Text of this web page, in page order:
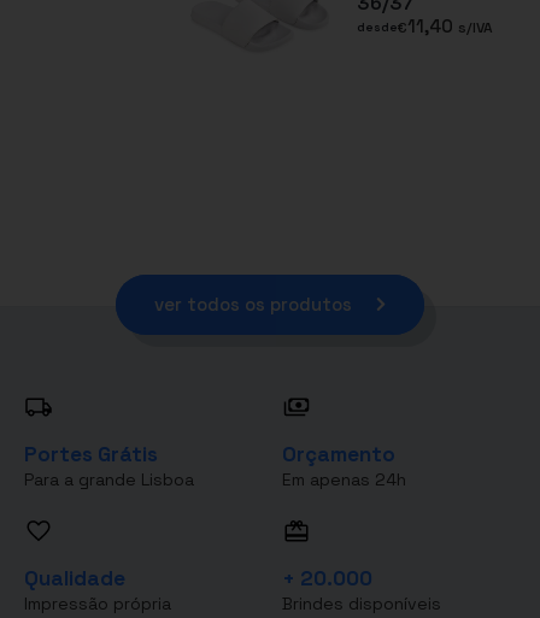
desde€11,40 s/IVA
ver todos os produtos
Portes Grátis
Para a grande Lisboa
Orçamento
Em apenas 24h
Qualidade
Impressão própria
+ 20.000
Brindes disponíveis